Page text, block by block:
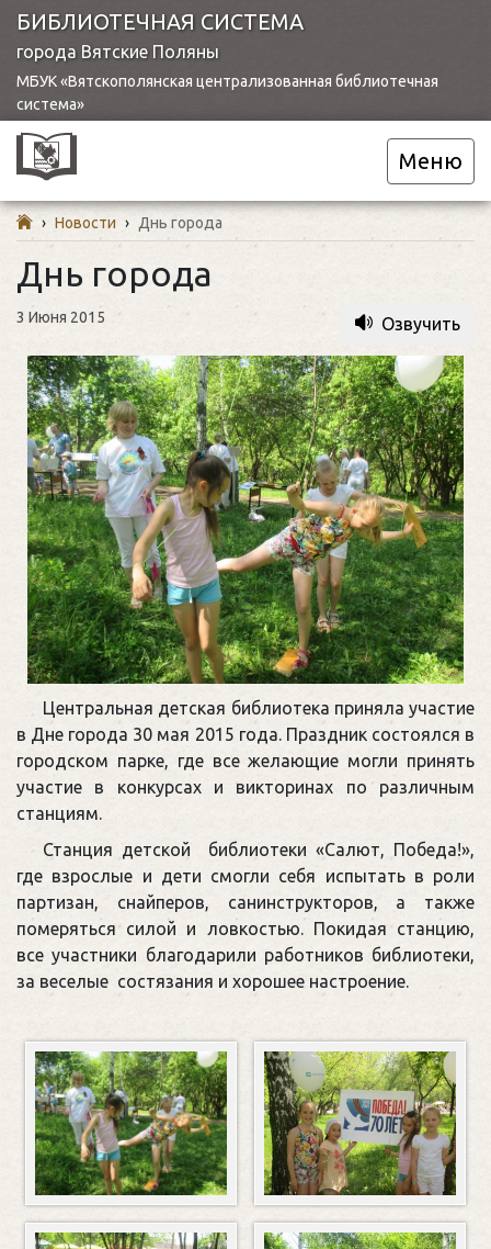
БИБЛИОТЕЧНАЯ СИСТЕМА
города Вятские Поляны
МБУК «Вятскополянская централизованная библиотечная
система»
Меню
› Новости › Днь города
Днь города
3 Июня 2015 Озвучить
Центральная детская библиотека приняла участие
в Дне города 30 мая 2015 года. Праздник состоялся в
городском парке, где все желающие могли принять
участие в конкурсах и викторинах по различным
станциям.
Станция детской библиотеки «Салют, Победа!»,
где взрослые и дети смогли себя испытать в роли
партизан, снайперов, санинструкторов, а также
померяться силой и ловкостью. Покидая станцию,
все участники благодарили работников библиотеки,
за веселые состязания и хорошее настроение.